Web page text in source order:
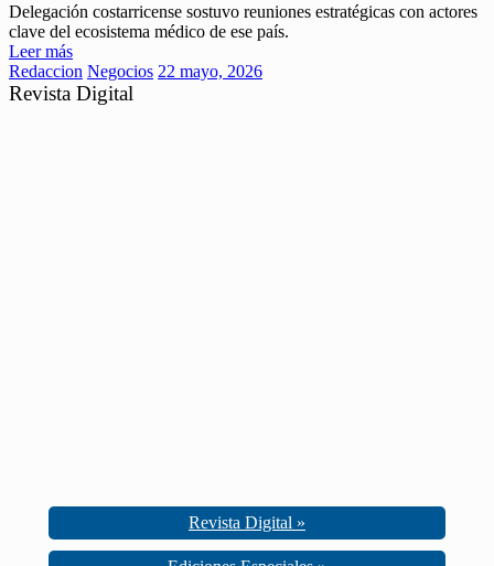
Delegación costarricense sostuvo reuniones estratégicas con actores
clave del ecosistema médico de ese país.
Leer más
Redaccion Negocios 22 mayo, 2026
Revista Digital
Revista Digital »